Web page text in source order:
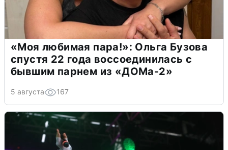
«Моя любимая пара!»: Ольга Бузова
спустя 22 года воссоединилась с
бывшим парнем из «ДОМа-2»
5 августа 167